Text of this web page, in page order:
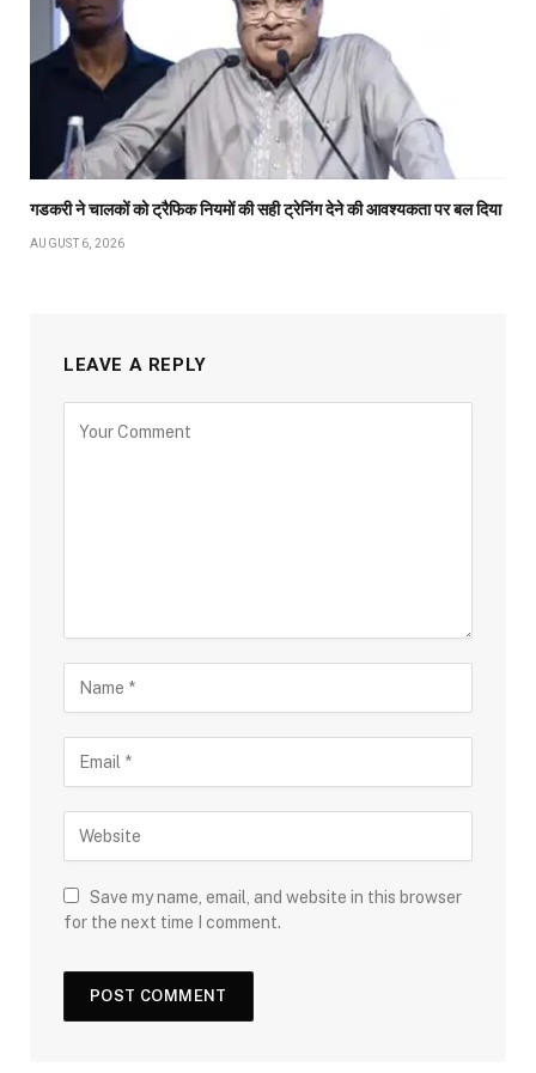
गडकरी ने चालकों को ट्रैफिक नियमों की सही ट्रेनिंग देने की आवश्यकता पर बल दिया
AUGUST 6, 2026
LEAVE A REPLY
Save my name, email, and website in this browser
for the next time I comment.